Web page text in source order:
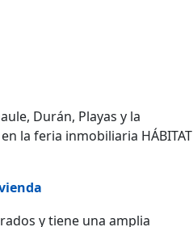
Durán, Playas y la
en la feria inmobiliaria HÁBITAT
y tiene una amplia